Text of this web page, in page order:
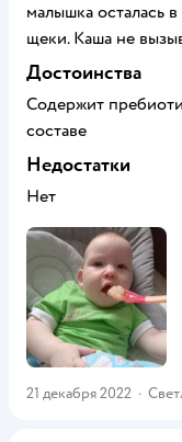
малышка осталась
щеки. Каша не
Достоинства
Содержит
составе
Недостатки
Нет
21 декабря 2022 ·